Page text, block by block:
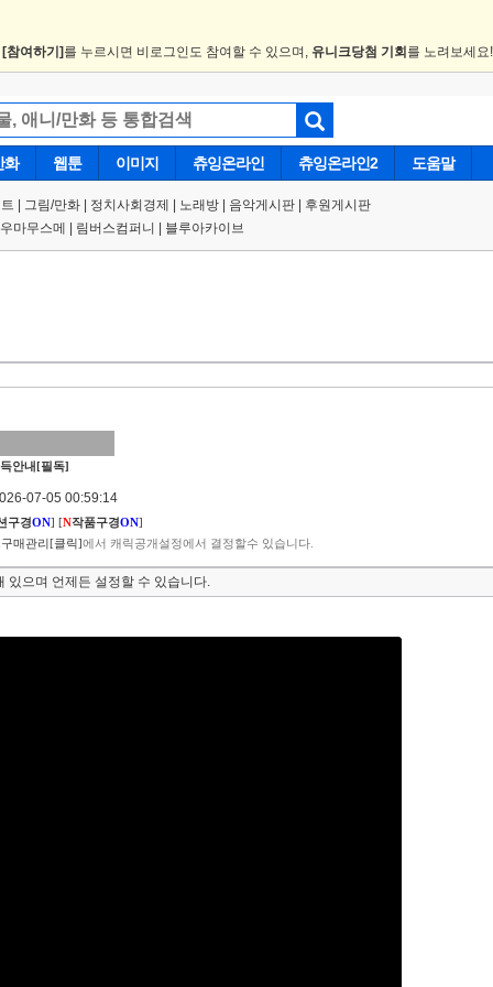
[참여하기] 를 누르시면 비로그인도 참여할 수 있으며, 유니크당첨 기회 를 노려보세
화 웹툰 이미지 츄잉온라인 츄잉온라인2 도움말
| 그림/만화 정치사회경제 노래방 음악게시판 후원게시판
우마무스메 림버스컴퍼니 블루아카이브
안내[필독]
07-05 00:59:14
구경ON] [N작품구경ON]
구매관리[클릭]에서 캐릭공개설정에서 결정할수 있습니다.
있으며 언제든 설정할 수 있습니다.